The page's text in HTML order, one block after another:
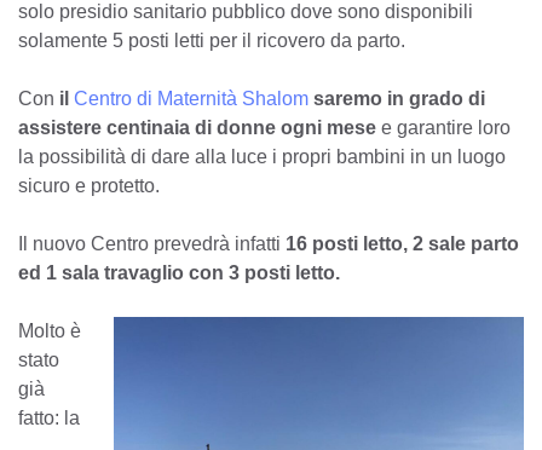
solo presidio sanitario pubblico dove sono disponibili
solamente 5 posti letti per il ricovero da parto.
Con il Centro di Maternità Shalom saremo in grado di
assistere centinaia di donne ogni mese e garantire loro
la possibilità di dare alla luce i propri bambini in un luogo
sicuro e protetto.
Il nuovo Centro prevedrà infatti 16 posti letto, 2 sale parto
ed 1 sala travaglio con 3 posti letto.
Molto è
stato
già
fatto: la